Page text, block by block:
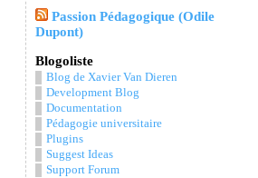
Passion Pédagogique (Odile
Dupont)
Blogoliste
Blog de Xavier Van Dieren
Development Blog
Documentation
Pédagogie universitaire
Plugins
Suggest Ideas
Support Forum